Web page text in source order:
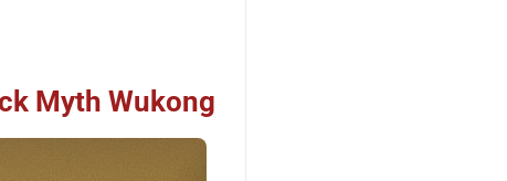
Myth Wukong